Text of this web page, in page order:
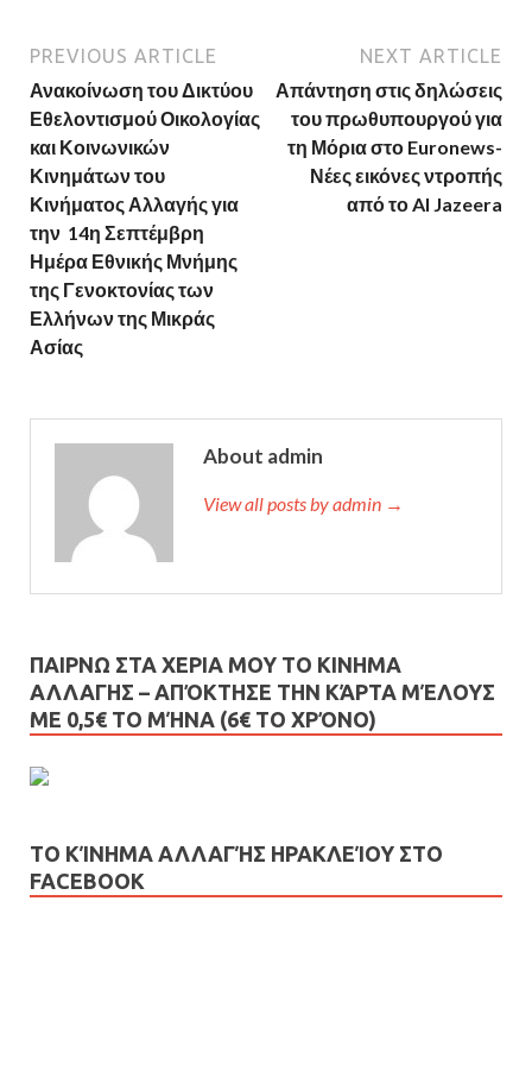
PREVIOUS ARTICLE
Ανακοίνωση του Δικτύου
Εθελοντισμού Οικολογίας
και Κοινωνικών
Κινημάτων του
Κινήματος Αλλαγής για
την 14η Σεπτέμβρη
Ημέρα Εθνικής Μνήμης
της Γενοκτονίας των
Ελλήνων της Μικράς
Ασίας
NEXT ARTICLE
Απάντηση στις δηλώσεις
του πρωθυπουργού για
τη Μόρια στο Euronews-
Νέες εικόνες ντροπής
από το Al Jazeera
About admin
View all posts by admin →
ΠΑΙΡΝΩ ΣΤΑ ΧΕΡΙΑ ΜΟΥ ΤΟ ΚΙΝΗΜΑ
ΑΛΛΑΓΗΣ – AΠΌΚΤΗΣΕ ΤΗΝ ΚΆΡΤΑ ΜΈΛΟΥΣ
ΜΕ 0,5€ ΤΟ ΜΉΝΑ (6€ ΤΟ ΧΡΌΝΟ)
ΤΟ ΚΊΝΗΜΑ ΑΛΛΑΓΉΣ ΗΡΑΚΛΕΊΟΥ ΣΤΟ
FACEBOOK